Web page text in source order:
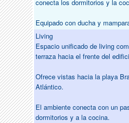
conecta los dormitorios y la
Equipado con ducha y
Living
Espacio unificado de living
terraza hacia el frente del
Ofrece vistas hacia la playa
Atlántico.
El ambiente conecta con un
dormitorios y a la cocina.